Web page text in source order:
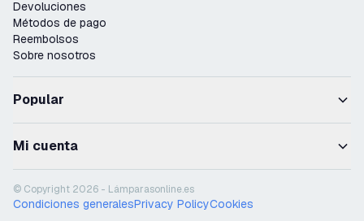
Devoluciones
Métodos de pago
Reembolsos
Sobre nosotros
Popular
Mi cuenta
© Copyright 2026 - Lámparasonline.es
Condiciones generalesPrivacy PolicyCookies